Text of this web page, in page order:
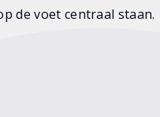
de voet centraal staan.